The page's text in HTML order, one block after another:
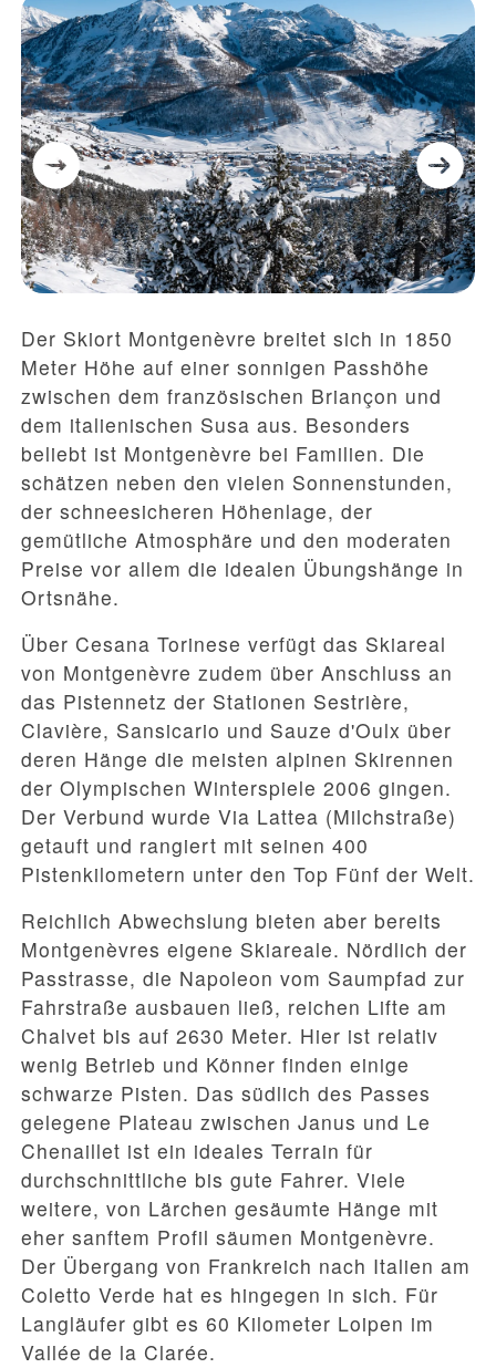
Der Skiort Montgenèvre breitet sich in 1850
Meter Höhe auf einer sonnigen Passhöhe
zwischen dem französischen Briançon und
dem italienischen Susa aus. Besonders
beliebt ist Montgenèvre bei Familien. Die
schätzen neben den vielen Sonnenstunden,
der schneesicheren Höhenlage, der
gemütliche Atmosphäre und den moderaten
Preise vor allem die idealen Übungshänge in
Ortsnähe.
Über Cesana Torinese verfügt das Skiareal
von Montgenèvre zudem über Anschluss an
das Pistennetz der Stationen Sestrière,
Clavière, Sansicario und Sauze d'Oulx über
deren Hänge die meisten alpinen Skirennen
der Olympischen Winterspiele 2006 gingen.
Der Verbund wurde Via Lattea (Milchstraße)
getauft und rangiert mit seinen 400
Pistenkilometern unter den Top Fünf der Welt.
Reichlich Abwechslung bieten aber bereits
Montgenèvres eigene Skiareale. Nördlich der
Passtrasse, die Napoleon vom Saumpfad zur
Fahrstraße ausbauen ließ, reichen Lifte am
Chalvet bis auf 2630 Meter. Hier ist relativ
wenig Betrieb und Könner finden einige
schwarze Pisten. Das südlich des Passes
gelegene Plateau zwischen Janus und Le
Chenaillet ist ein ideales Terrain für
durchschnittliche bis gute Fahrer. Viele
weitere, von Lärchen gesäumte Hänge mit
eher sanftem Profil säumen Montgenèvre.
Der Übergang von Frankreich nach Italien am
Coletto Verde hat es hingegen in sich. Für
Langläufer gibt es 60 Kilometer Loipen im
Vallée de la Clarée.